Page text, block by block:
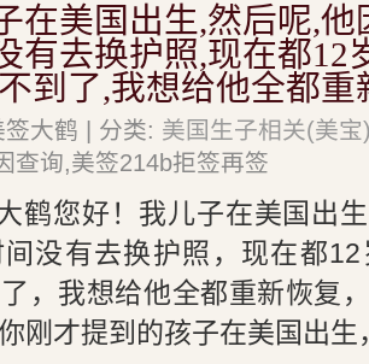
在美国出生,然后呢,
有去换护照,现在都12
到了,我想给他全都
大鹤 | 分类: 美国生子相关(美宝
查询,美签214b拒签再签
鹤您好！我儿子在美国出
没有去换护照，现在都
，我想给他全都重新恢复
刚才提到的孩子在美国出生